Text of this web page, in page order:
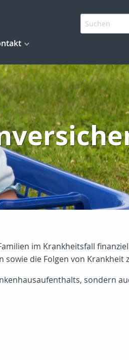
im Krankheitsfall
die Folgen von Krankheit
sondern